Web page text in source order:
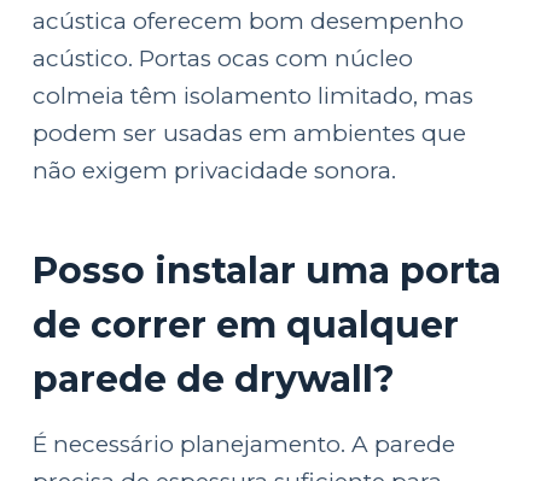
acústica oferecem bom desempenho
acústico. Portas ocas com núcleo
colmeia têm isolamento limitado, mas
podem ser usadas em ambientes que
não exigem privacidade sonora.
Posso instalar uma porta
de correr em qualquer
parede de drywall?
É necessário planejamento. A parede